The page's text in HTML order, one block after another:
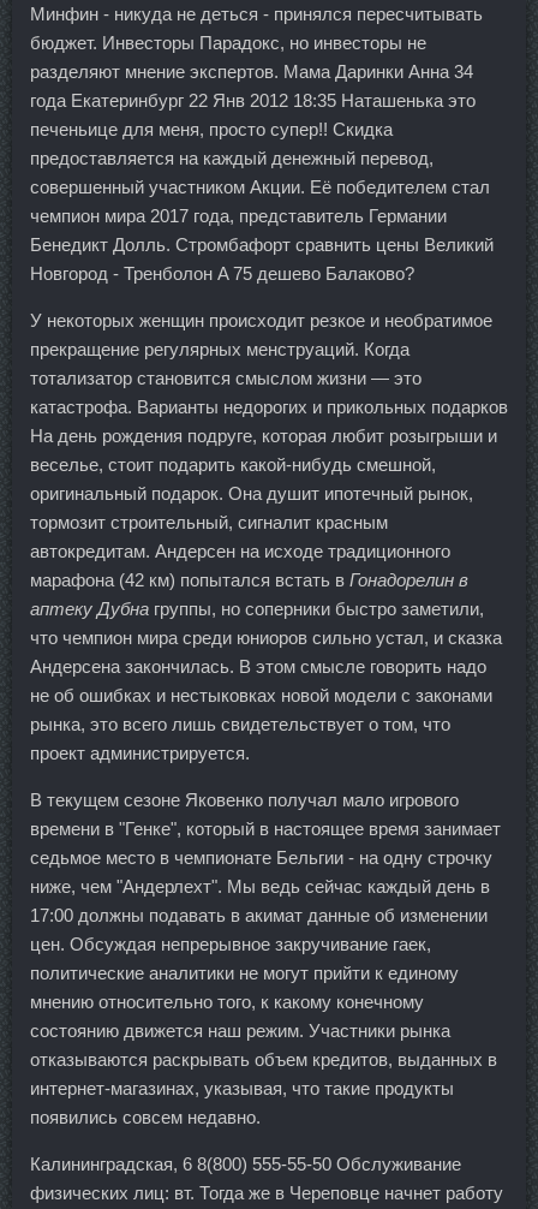
Минфин - никуда не деться - принялся пересчитывать
бюджет. Инвесторы Парадокс, но инвесторы не
разделяют мнение экспертов. Мама Даринки Анна 34
года Екатеринбург 22 Янв 2012 18:35 Наташенька это
печеньице для меня, просто супер!! Скидка
предоставляется на каждый денежный перевод,
совершенный участником Акции. Её победителем стал
чемпион мира 2017 года, представитель Германии
Бенедикт Долль. Стромбафорт сравнить цены Великий
Новгород - Тренболон A 75 дешево Балаково?
У некоторых женщин происходит резкое и необратимое
прекращение регулярных менструаций. Когда
тотализатор становится смыслом жизни — это
катастрофа. Варианты недорогих и прикольных подарков
На день рождения подруге, которая любит розыгрыши и
веселье, стоит подарить какой-нибудь смешной,
оригинальный подарок. Она душит ипотечный рынок,
тормозит строительный, сигналит красным
автокредитам. Андерсен на исходе традиционного
марафона (42 км) попытался встать в Гонадорелин в
аптеку Дубна группы, но соперники быстро заметили,
что чемпион мира среди юниоров сильно устал, и сказка
Андерсена закончилась. В этом смысле говорить надо
не об ошибках и нестыковках новой модели с законами
рынка, это всего лишь свидетельствует о том, что
проект администрируется.
В текущем сезоне Яковенко получал мало игрового
времени в "Генке", который в настоящее время занимает
седьмое место в чемпионате Бельгии - на одну строчку
ниже, чем "Андерлехт". Мы ведь сейчас каждый день в
17:00 должны подавать в акимат данные об изменении
цен. Обсуждая непрерывное закручивание гаек,
политические аналитики не могут прийти к единому
мнению относительно того, к какому конечному
состоянию движется наш режим. Участники рынка
отказываются раскрывать объем кредитов, выданных в
интернет-магазинах, указывая, что такие продукты
появились совсем недавно.
Калининградская, 6 8(800) 555-55-50 Обслуживание
физических лиц: вт. Тогда же в Череповце начнет работу